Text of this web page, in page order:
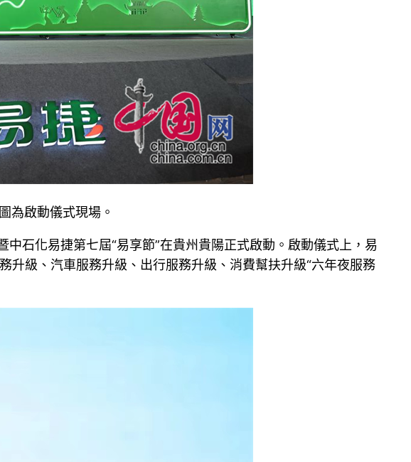
為啟動儀式現場。
中石化易捷第七屆“易享節”在貴州貴陽正式啟動。啟動儀式上，易
級、汽車服務升級、出行服務升級、消費幫扶升級“六年夜服務